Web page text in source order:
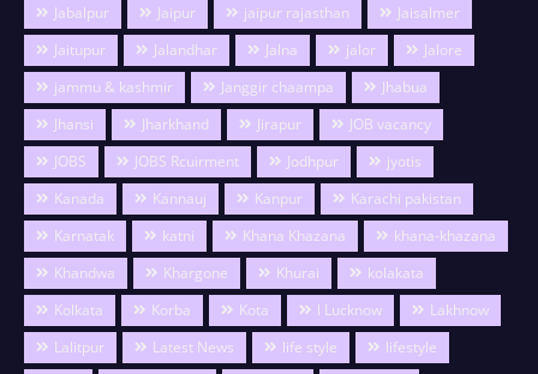
Jabalpur
Jaipur jaipur rajasthan
Jaisalmer
Jaitupur
Jalandhar Jalna jalor
Jalore
jammu & kashmir
Janggir chaampa
Jhabua
Jhansi
Jharkhand Jirapur
JOB vacancy
JOBS
JOBS Rcuirment Jodhpur
jyotis
Kanada
Kannauj Kanpur
Karachi pakistan
Karnatak
katni Khana Khazana
khana-khazana
Khandwa
Khargone Khurai
kolakata
Kolkata
Korba Kota l Lucknow
Lakhnow
Lalitpur
Latest News life style
lifestyle